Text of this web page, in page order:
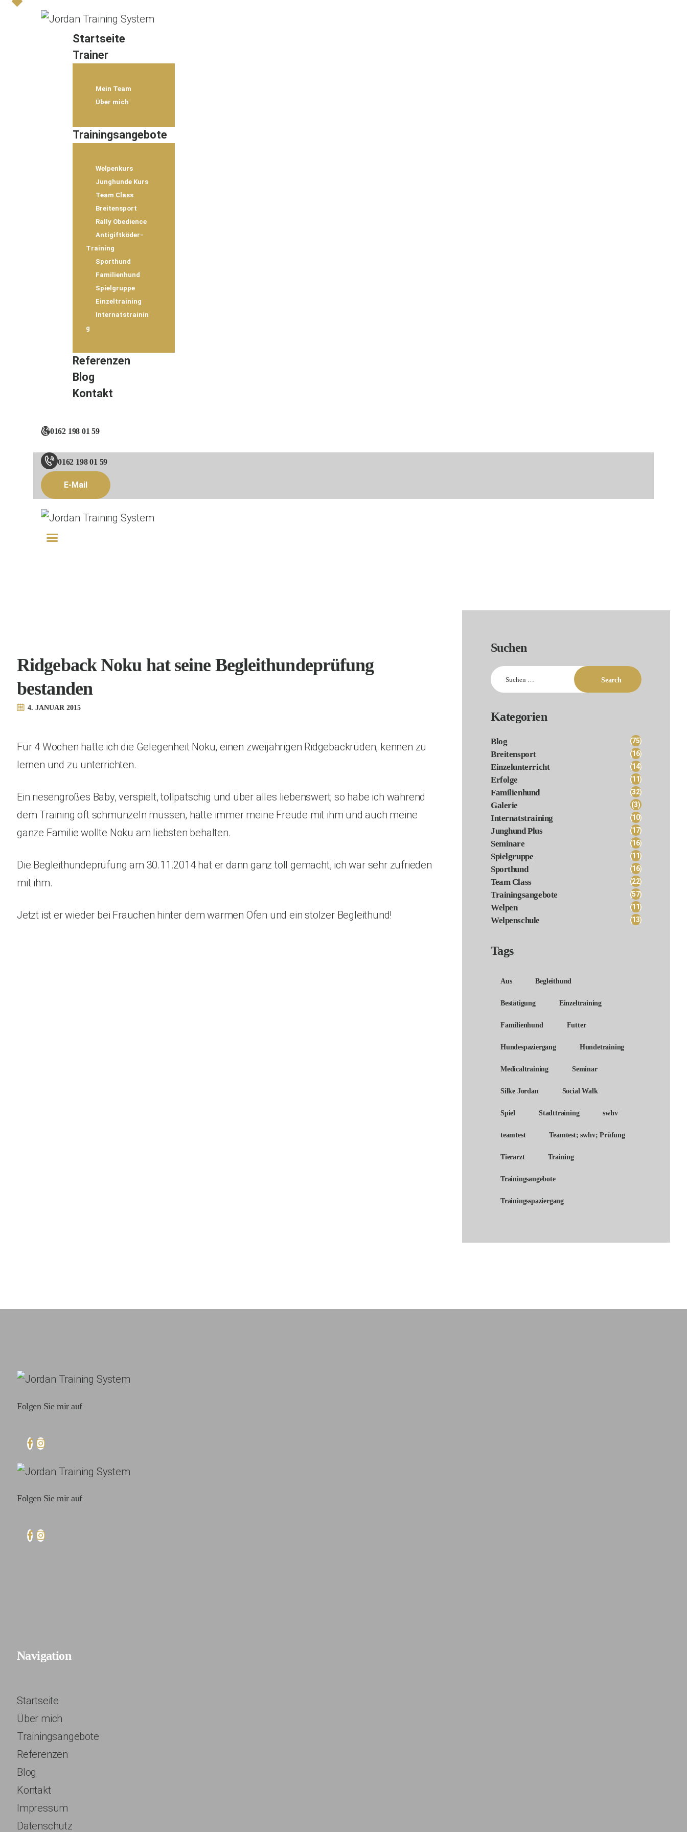
Startseite
Trainer
Mein Team
Über mich
Trainingsangebote
Welpenkurs
Junghunde Kurs
Team Class
Breitensport
Rally Obedience
Antigiftköder-
Training
Sporthund
Familienhund
Spielgruppe
Einzeltraining
Internatstrainin
g
Referenzen
Blog
Kontakt
0162 198 01 59
0162 198 01 59
E-Mail
Ridgeback Noku hat seine Begleithundeprüfung
bestanden
4. JANUAR 2015
Für 4 Wochen hatte ich die Gelegenheit Noku, einen zweijährigen Ridgebackrüden, kennen zu
lernen und zu unterrichten.
Ein riesengroßes Baby, verspielt, tollpatschig und über alles liebenswert; so habe ich während
dem Training oft schmunzeln müssen, hatte immer meine Freude mit ihm und auch meine
ganze Familie wollte Noku am liebsten behalten.
Die Begleithundeprüfung am 30.11.2014 hat er dann ganz toll gemacht, ich war sehr zufrieden
mit ihm.
Jetzt ist er wieder bei Frauchen hinter dem warmen Ofen und ein stolzer Begleithund!
Suchen
Suchen
nach:
Kategorien
Blog (75)
Breitensport (16)
Einzelunterricht (14)
Erfolge (11)
Familienhund (32)
Galerie (3)
Internatstraining (10)
Junghund Plus (17)
Seminare (16)
Spielgruppe (11)
Sporthund (16)
Team Class (22)
Trainingsangebote (57)
Welpen (11)
Welpenschule (13)
Tags
Aus Begleithund
Bestätigung Einzeltraining
Familienhund Futter
Hundespaziergang Hundetraining
Medicaltraining Seminar
Silke Jordan Social Walk
Spiel Stadttraining swhv
teamtest Teamtest; swhv; Prüfung
Tierarzt Training
Trainingsangebote
Trainingsspaziergang
Folgen Sie mir auf
Folgen Sie mir auf
Navigation
Startseite
Über mich
Trainingsangebote
Referenzen
Blog
Kontakt
Impressum
Datenschutz